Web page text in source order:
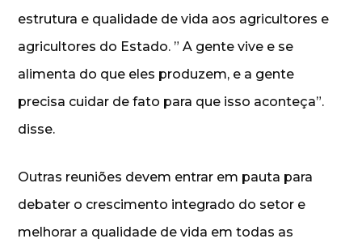
estrutura e qualidade de vida aos agricultores e
agricultores do Estado. ” A gente vive e se
alimenta do que eles produzem, e a gente
precisa cuidar de fato para que isso aconteça”.
disse.
Outras reuniões devem entrar em pauta para
debater o crescimento integrado do setor e
melhorar a qualidade de vida em todas as